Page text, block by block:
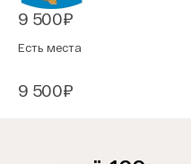
9 500₽
Есть места
9 500₽